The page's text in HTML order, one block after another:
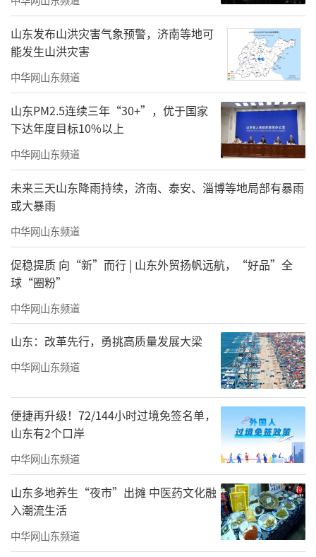
山东发布山洪灾害气象预警，济南等地可
能发生山洪灾害
中华网山东频道
山东PM2.5连续三年“30+”，优于国家
下达年度目标10%以上
中华网山东频道
未来三天山东降雨持续，济南、泰安、淄博等地局部有暴雨
或大暴雨
中华网山东频道
促稳提质 向“新”而行 | 山东外贸扬帆远航，“好品”全
球“圈粉”
中华网山东频道
山东：改革先行，勇挑高质量发展大梁
中华网山东频道
便捷再升级！72/144小时过境免签名单，
山东有2个口岸
中华网山东频道
山东多地养生“夜市”出摊 中医药文化融
入潮流生活
中华网山东频道